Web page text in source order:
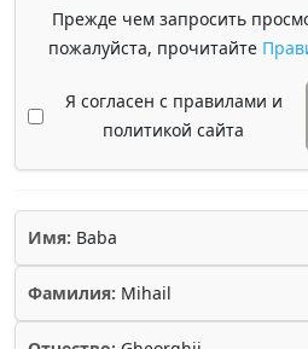
Прежде чем запросить
пожалуйста, прочитайте
Я согласен с правилами и
политикой сайта
Имя: Baba
Фамилия: Mihail